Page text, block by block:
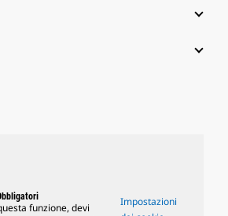
funzione, devi
Impostazioni